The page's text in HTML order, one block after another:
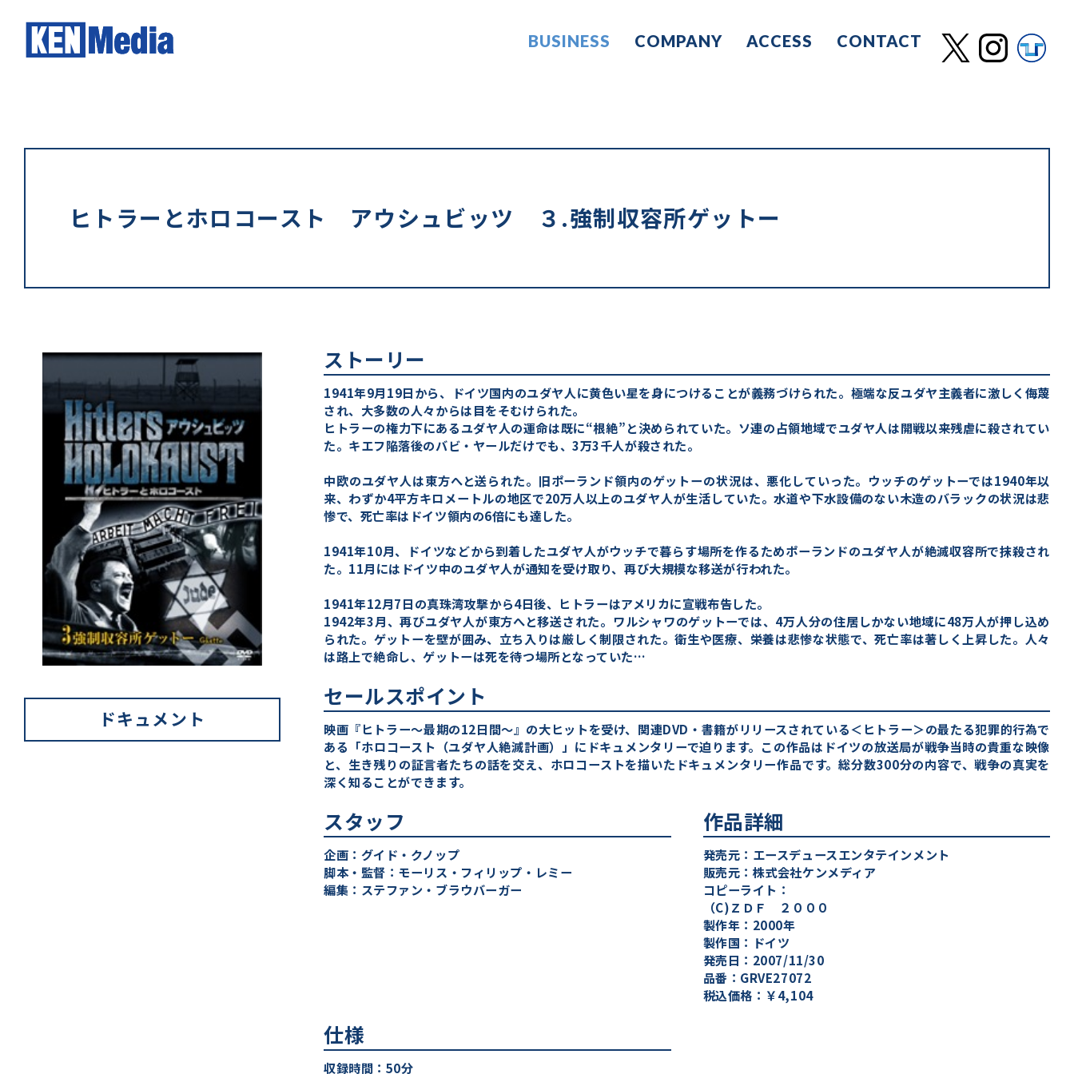
BUSINESS COMPANY ACCESS CONTACT
ヒトラーとホロコースト アウシュビッツ ３.強制収容所ゲットー
ドキュメント
ストーリー
1941年9月19日から、ドイツ国内のユダヤ人に黄色い星を身につけることが義務づけられた。極端な反ユダヤ主義者に激しく侮蔑
され、大多数の人々からは目をそむけられた。
ヒトラーの権力下にあるユダヤ人の運命は既に“根絶”と決められていた。ソ連の占領地域でユダヤ人は開戦以来残虐に殺されてい
た。キエフ陥落後のバビ・ヤールだけでも、3万3千人が殺された。
中欧のユダヤ人は東方へと送られた。旧ポーランド領内のゲットーの状況は、悪化していった。ウッチのゲットーでは1940年以
来、わずか4平方キロメートルの地区で20万人以上のユダヤ人が生活していた。水道や下水設備のない木造のバラックの状況は悲
惨で、死亡率はドイツ領内の6倍にも達した。
1941年10月、ドイツなどから到着したユダヤ人がウッチで暮らす場所を作るためポーランドのユダヤ人が絶滅収容所で抹殺され
た。11月にはドイツ中のユダヤ人が通知を受け取り、再び大規模な移送が行われた。
1941年12月7日の真珠湾攻撃から4日後、ヒトラーはアメリカに宣戦布告した。
1942年3月、再びユダヤ人が東方へと移送された。ワルシャワのゲットーでは、4万人分の住居しかない地域に48万人が押し込め
られた。ゲットーを壁が囲み、立ち入りは厳しく制限された。衛生や医療、栄養は悲惨な状態で、死亡率は著しく上昇した。人々
は路上で絶命し、ゲットーは死を待つ場所となっていた…
セールスポイント
映画『ヒトラー～最期の12日間～』の大ヒットを受け、関連DVD・書籍がリリースされている＜ヒトラー＞の最たる犯罪的行為で
ある「ホロコースト（ユダヤ人絶滅計画）」にドキュメンタリーで迫ります。この作品はドイツの放送局が戦争当時の貴重な映像
と、生き残りの証言者たちの話を交え、ホロコーストを描いたドキュメンタリー作品です。総分数300分の内容で、戦争の真実を
深く知ることができます。
スタッフ
企画：グイド・クノップ
脚本・監督：モーリス・フィリップ・レミー
編集：ステファン・ブラウバーガー
作品詳細
発売元：エースデュースエンタテインメント
販売元：株式会社ケンメディア
コピーライト：
（C)ＺＤＦ ２０００
製作年：2000年
製作国：ドイツ
発売日：2007/11/30
品番：GRVE27072
税込価格：￥4,104
仕様
収録時間：50分